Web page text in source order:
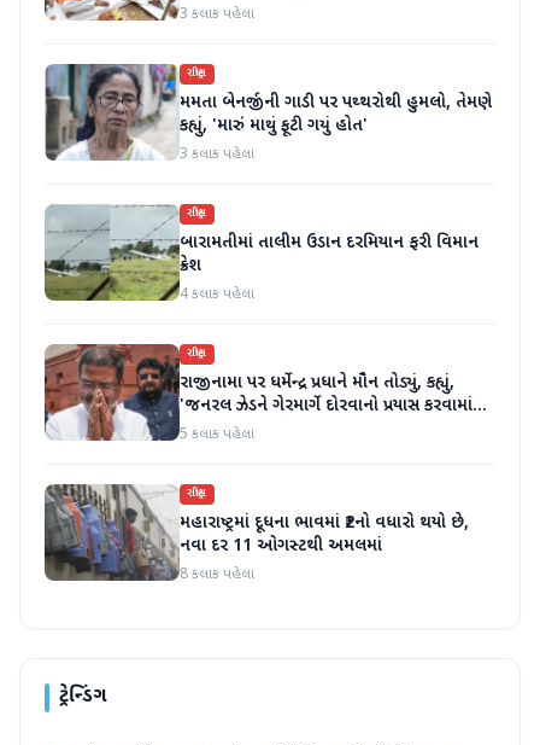
3 કલાક પહેલા
રાષ્ટ્રીય
મમતા બેનર્જીની ગાડી પર પથ્થરોથી હુમલો, તેમણે
કહ્યું, 'મારું માથું ફૂટી ગયું હોત'
3 કલાક પહેલા
રાષ્ટ્રીય
બારામતીમાં તાલીમ ઉડાન દરમિયાન ફરી વિમાન
ક્રેશ
4 કલાક પહેલા
રાષ્ટ્રીય
રાજીનામા પર ધર્મેન્દ્ર પ્રધાને મૌન તોડ્યું, કહ્યું,
'જનરલ ઝેડને ગેરમાર્ગે દોરવાનો પ્રયાસ કરવામાં
આવ્યો, મારા માટે પદ મહત્વનું નથી'
5 કલાક પહેલા
રાષ્ટ્રીય
મહારાષ્ટ્રમાં દૂધના ભાવમાં ₹2નો વધારો થયો છે,
નવા દર 11 ઓગસ્ટથી અમલમાં
8 કલાક પહેલા
ટ્રેન્ડિંગ